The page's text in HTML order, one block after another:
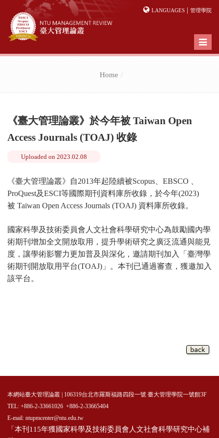
LANGUAGES | 管理學院
Toggle
Home
《臺大管理論叢》於今年被 Taiwan Open
Access Journals (TOAJ) 收錄
Uploaded on 2023.02.08
《臺大管理論叢》自2013年起陸續被Scopus、EBSCO
ProQuest及ESCI等國際期刊資料庫所收錄，於今年(2023)
被 Taiwan Open Access Journals (TOAJ) 資料庫所收錄。
國家科學及技術委員會人文社會科學研究中心為鼓勵國內學
術期刊增加全文開放取用，提升學術研究之廣泛流通與能見
度，讓學術影響力更加普及與深化，邀請期刊加入「臺灣學
術期刊開放取用平台(TOAJ)」。本刊已通過審查，獲邀加入
該平台 。
本網站臺大管理論叢 | 106319台北市羅斯福路四段一號 臺大管理學院一號館3F
TEL: +886-2-33661026 +886-2-33665404
E-mail: ntupmcenter@ntu.edu.tw
「本刊115年獲國家科學及技術委員會人文社會科學研究中心補